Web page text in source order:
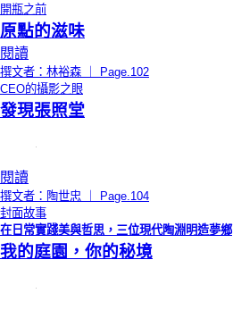
開瓶之前
原點的滋味
閱讀
撰文者：林裕森 ｜ Page.102
CEO的攝影之眼
發現張照堂
閱讀
撰文者：陶世忠 ｜ Page.104
封面故事
在日常實踐美與哲思，三位現代陶淵明造夢鄉
我的庭園，你的秘境